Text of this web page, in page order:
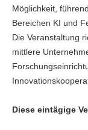
Möglichkeit,
Bereichen KI und
Die Veranstaltung
mittlere
Diese eintägige